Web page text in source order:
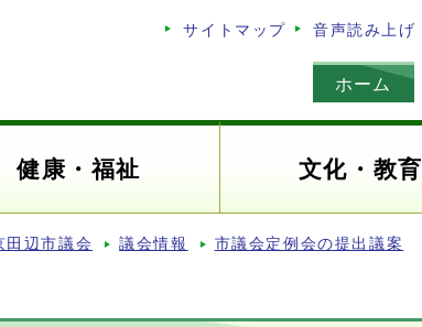
サイトマップ 音声読み上げ
ホーム
健康・福祉 文化・教育
田辺市議会 議会情報 市議会定例会の提出議案